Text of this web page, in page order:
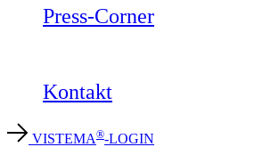
Press-Corner
Kontakt
VISTEMA®-LOGIN